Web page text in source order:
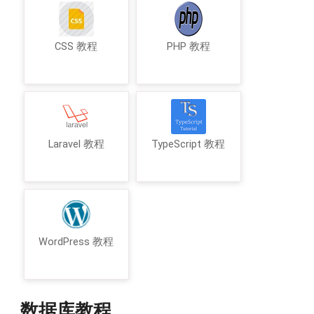
CSS 教程 PHP 教程
Laravel 教程 TypeScript 教程
WordPress 教程